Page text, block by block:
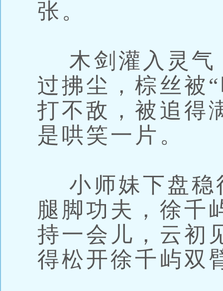
张。
木剑灌入灵气
过拂尘，棕丝被
打不敌，被追得
是哄笑一片。
小师妹下盘稳
腿脚功夫，徐千
持一会儿，云初
得松开徐千屿双